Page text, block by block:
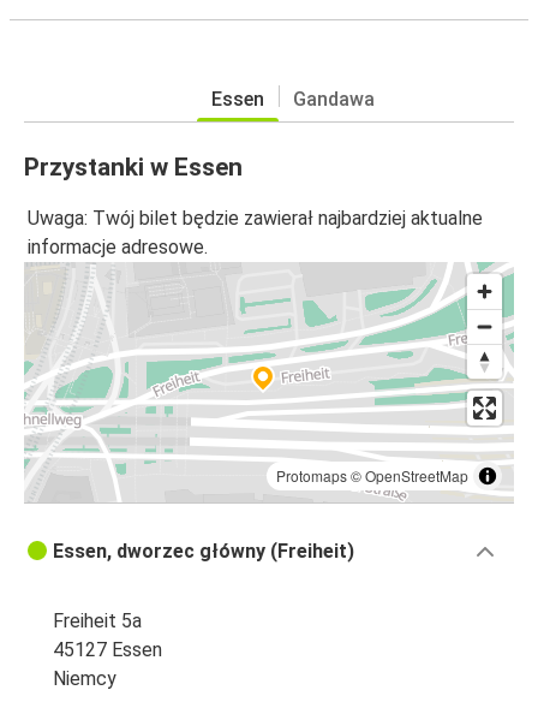
Essen Gandawa
Przystanki w Essen
Uwaga: Twój bilet będzie zawierał najbardziej aktualne
informacje adresowe.
Protomaps©OpenStreetMap
Essen, dworzec główny (Freiheit)
Freiheit 5a
45127 Essen
Niemcy